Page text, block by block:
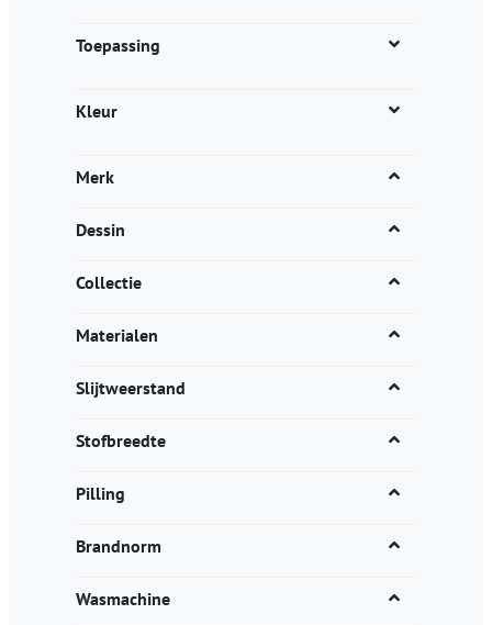
Toepassing
Kleur
Merk
Dessin
Collectie
Materialen
Slijtweerstand
Stofbreedte
Pilling
Brandnorm
Wasmachine